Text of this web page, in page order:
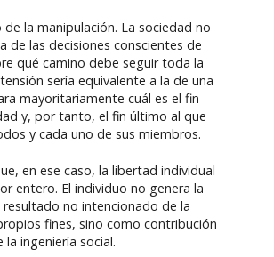
de la manipulación. La sociedad no
de las decisiones conscientes de
qué camino debe seguir toda la
sería equivalente a la de una
mayoritariamente cuál es el fin
y, por tanto, el fin último al que
y cada uno de sus miembros.
en ese caso, la libertad individual
entero. El individuo no genera la
no intencionado de la
fines, sino como contribución
ingeniería social.